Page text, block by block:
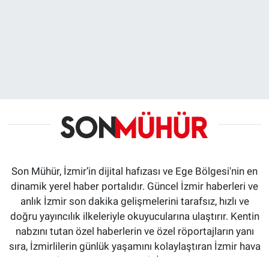
Son Mühür, İzmir’in dijital hafızası ve Ege Bölgesi'nin en
dinamik yerel haber portalıdır. Güncel İzmir haberleri ve
anlık İzmir son dakika gelişmelerini tarafsız, hızlı ve
doğru yayıncılık ilkeleriyle okuyucularına ulaştırır. Kentin
nabzını tutan özel haberlerin ve özel röportajların yanı
sıra, İzmirlilerin günlük yaşamını kolaylaştıran İzmir hava